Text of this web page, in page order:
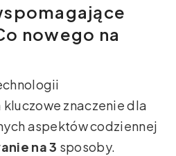
nowego na
znaczenie dla
aspektów codziennej
na 3 sposoby.